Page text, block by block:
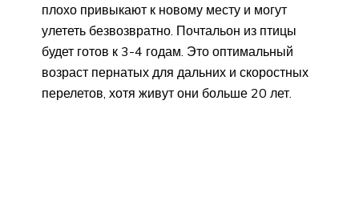
плохо привыкают к новому месту и могут
улететь безвозвратно. Почтальон из птицы
будет готов к 3-4 годам. Это оптимальный
возраст пернатых для дальних и скоростных
перелетов, хотя живут они больше 20 лет.